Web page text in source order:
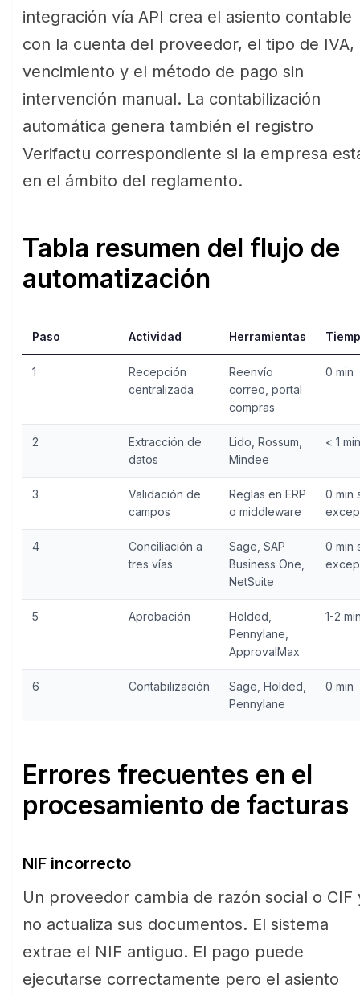
integración vía API crea el asiento contable
con la cuenta del proveedor, el tipo de IVA,
vencimiento y el método de pago sin
intervención manual. La contabilización
automática genera también el registro
Verifactu correspondiente si la empresa
en el ámbito del reglamento.
Tabla resumen del flujo de
automatización
Paso Actividad Herramientas
1
Recepción
centralizada
Reenvío
correo, portal
compras
0 min
2
Extracción de
datos
Lido, Rossum,
Mindee
< 1 min
3
Validación de
campos
Reglas en ERP
o middleware
0 min
4
Conciliación a
tres vías
Sage, SAP
Business One,
NetSuite
0 min
5 Aprobación
Holded,
Pennylane,
ApprovalMax
1-2
6 Contabilización
Sage, Holded,
Pennylane
0 min
Errores frecuentes en el
procesamiento de facturas
NIF incorrecto
Un proveedor cambia de razón social o CIF
no actualiza sus documentos. El sistema
extrae el NIF antiguo. El pago puede
ejecutarse correctamente pero el asiento